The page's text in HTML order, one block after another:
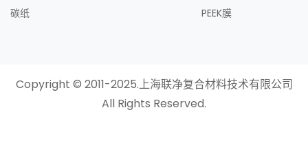
碳纸
PEEK膜
Copyright © 2011-2025.上海联净复合材料技术有限公司
All Rights Reserved.